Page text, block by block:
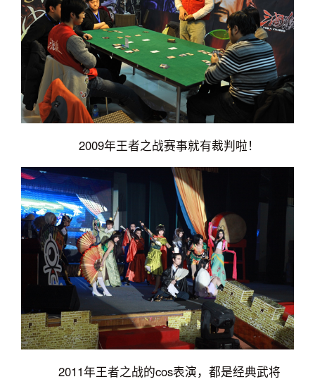
2009年王者之战赛事就有裁判啦！
2011年王者之战的cos表演，都是经典武将